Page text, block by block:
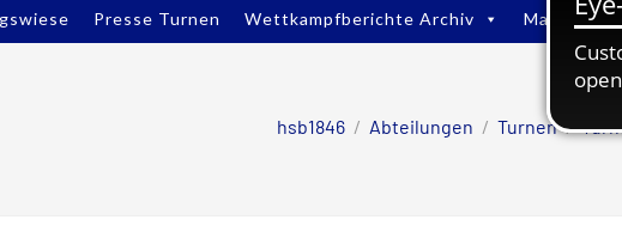
Presse Turnen Wettkampfberichte Archiv
hsb1846 / Abteilungen / Turnen /